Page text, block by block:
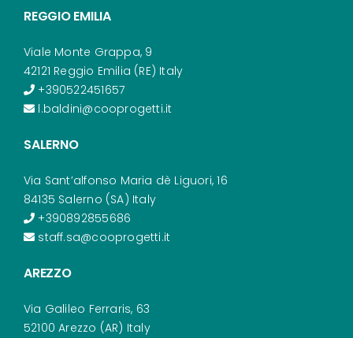
REGGIO EMILIA
Viale Monte Grappa, 9
42121 Reggio Emilia (RE) Italy
+390522451657
l.baldini@cooprogetti.it
SALERNO
Via Sant’alfonso Maria dè Liguori, 16
84135 Salerno (SA) Italy
+390892855686
staff.sa@cooprogetti.it
AREZZO
Via Galileo Ferraris, 63
52100 Arezzo (AR) Italy